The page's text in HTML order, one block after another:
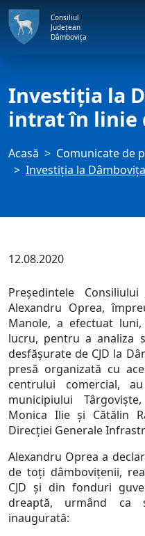
Consiliul
Județean
Dâmbovița
Investiția la
intrat în linie
Acasă
Comunicate de
Investiția la
12.08.2020
Președintele
Alexandru Oprea,
Manole, a efectuat
lucru, pentru a analiza
desfășurate de CJD la
presă organizată cu
centrului comercial,
municipiului
Monica Ilie și Cătălin
Direcției Generale
Alexandru Oprea a
de toți dâmbovițenii,
CJD și din fonduri
dreaptă, urmând ca
inaugurată: